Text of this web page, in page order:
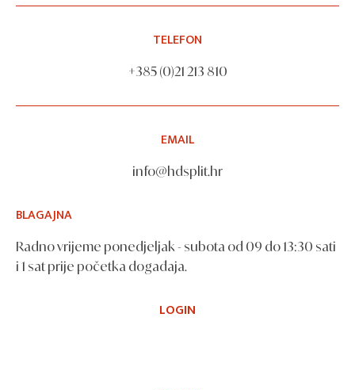
TELEFON
+385 (0)21 213 810
EMAIL
info@hdsplit.hr
BLAGAJNA
Radno vrijeme ponedjeljak - subota od 09 do 13:30 sati
i 1 sat prije početka događaja.
LOGIN